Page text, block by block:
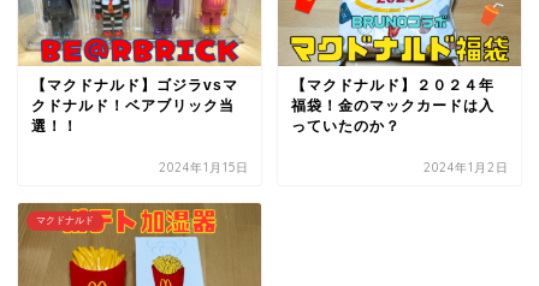
【マクドナルド】ゴジラvsマ
クドナルド！ベアブリック当
選！！
2024年1月15日
【マクドナルド】２０２４年
福袋！金のマックカードは入
っていたのか？
2024年1月2日
マクドナルド